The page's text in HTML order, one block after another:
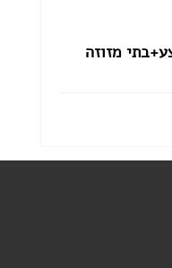
מזוזה